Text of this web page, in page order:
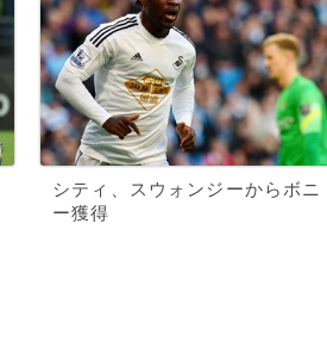
シティ、スウォンジーからボニ
ー獲得